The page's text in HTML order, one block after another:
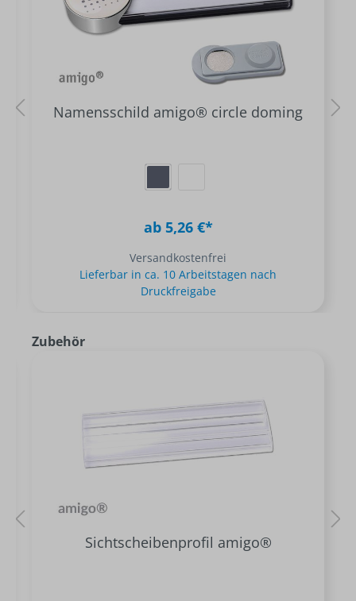
Namensschild amigo® circle doming
ab 5,26 €*
Versandkostenfrei
Lieferbar in ca. 10 Arbeitstagen nach
Druckfreigabe
Zubehör
Sichtscheibenprofil amigo®